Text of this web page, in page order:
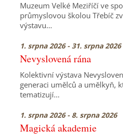
Muzeum Velké Meziříčí ve
průmyslovou školou Třebíč
výstavu…
1. srpna 2026 - 31. srpna 2026
Nevyslovená rána
Kolektivní výstava
generaci umělců a umělkyň,
tematizují…
1. srpna 2026 - 8. srpna 2026
Magická akademie